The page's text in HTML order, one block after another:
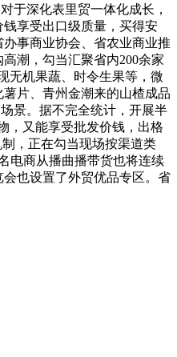
于深化表里贸一体化成长，
享受出口级质量，买得安
事商业协会、省农业商业推
潮，勾当汇聚省内200余家
无机果蔬、时令生果等，微
片、青州金潮来的山楂成品
景。据不完全统计，开展半
，又能享受批发价钱，出格
，正在勾当现场按渠道类
电商从播曲播带货也将连续
也设置了外贸优品专区。省